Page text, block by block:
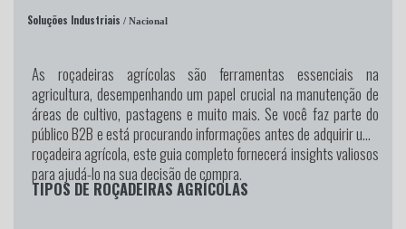
Soluções Industriais / Nacional
As roçadeiras agrícolas são ferramentas essenciais na
agricultura, desempenhando um papel crucial na manutenção de
áreas de cultivo, pastagens e muito mais. Se você faz parte do
público B2B e está procurando informações antes de adquirir uma
roçadeira agrícola, este guia completo fornecerá insights valiosos
para ajudá-lo na sua decisão de compra.
TIPOS DE ROÇADEIRAS AGRÍCOLAS